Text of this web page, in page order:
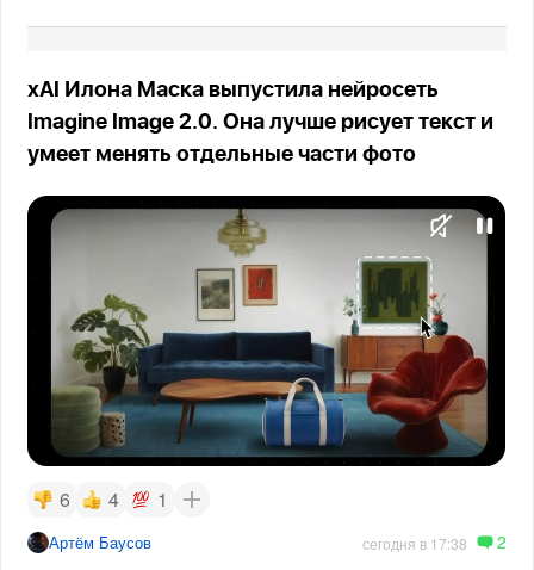
xAI Илона Маска выпустила нейросеть
Imagine Image 2.0. Она лучше рисует текст и
умеет менять отдельные части фото
6 4 1
Артём Баусов сегодня в 17:38 2